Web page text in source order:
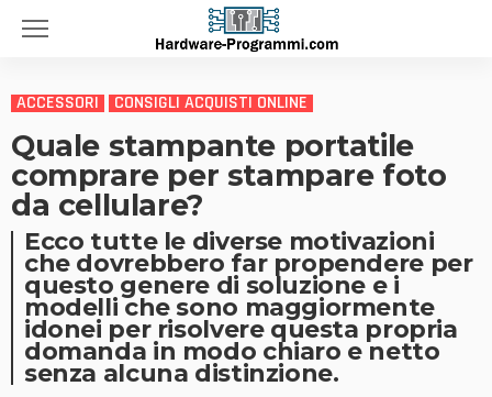
ACCESSORI CONSIGLI ACQUISTI ONLINE
Quale stampante portatile
comprare per stampare foto
da cellulare?
Ecco tutte le diverse motivazioni
che dovrebbero far propendere per
questo genere di soluzione e i
modelli che sono maggiormente
idonei per risolvere questa propria
domanda in modo chiaro e netto
senza alcuna distinzione.